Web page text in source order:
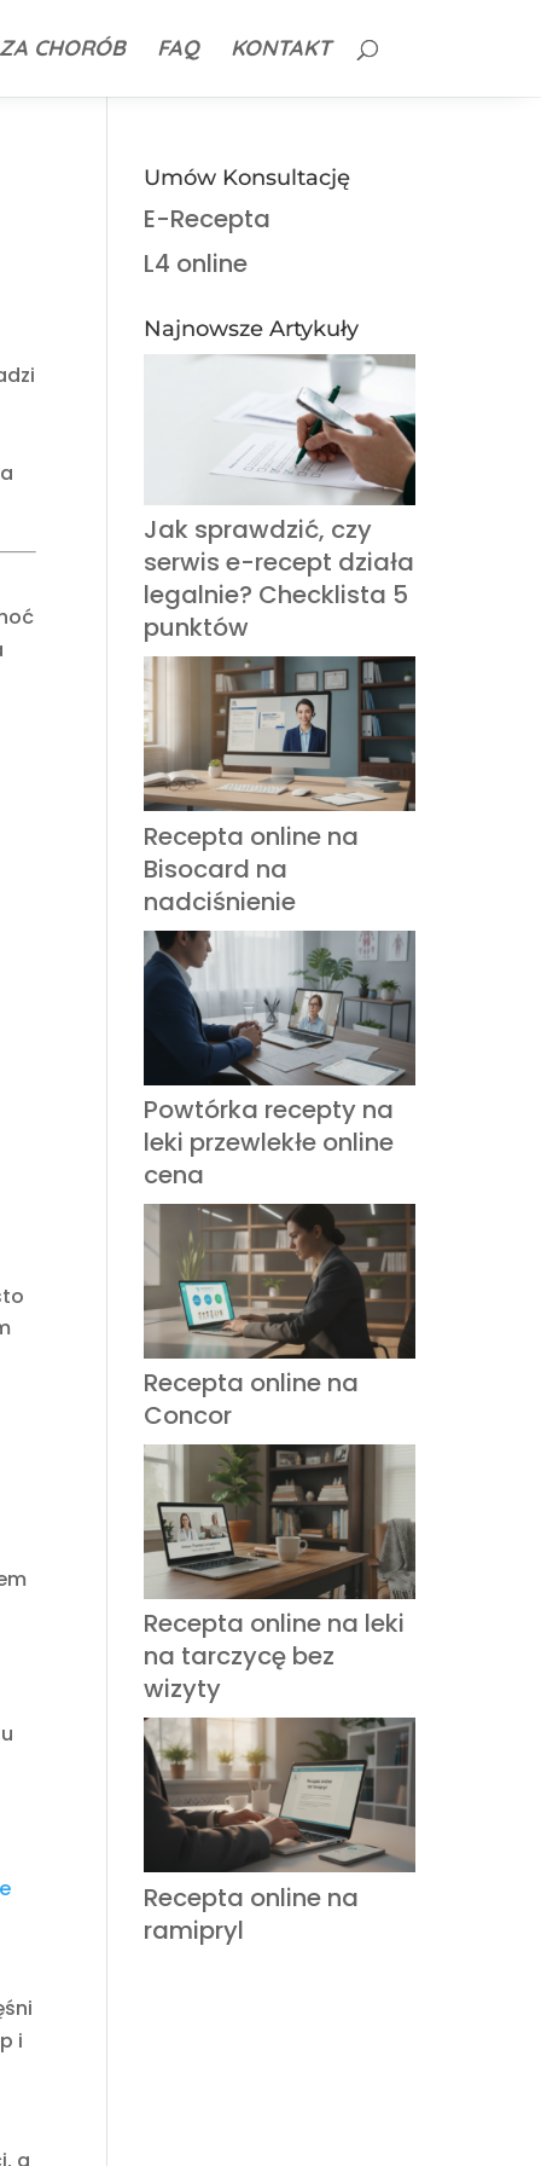
CHORÓB FAQ KONTAKT
i
Umów Konsultację
E-Recepta
L4 online
Najnowsze Artykuły
Jak sprawdzić, czy
serwis e-recept działa
legalnie? Checklista 5
punktów
Recepta online na
Bisocard na
nadciśnienie
Powtórka recepty na
leki przewlekłe online
cena
Recepta online na
Concor
Recepta online na leki
na tarczycę bez
wizyty
Recepta online na
ramipryl